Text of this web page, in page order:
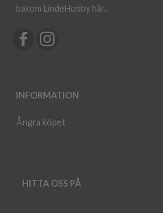
bakom LindeHobby här..
INFORMATION
Ångra köpet
HITTA OSS PÅ